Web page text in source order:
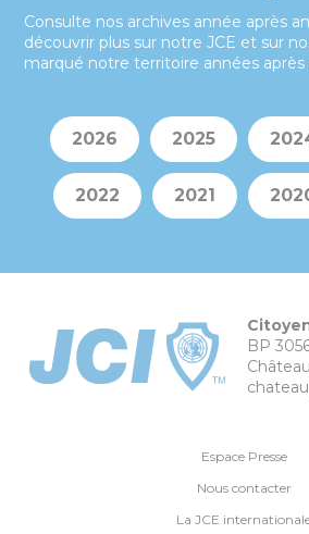
Consulte nos archives année après
découvrir plus sur notre JCE et sur
marqué notre territoire années après
2026 2025
2022 2021
BP
Espace Presse
Nous contacter
La JCE